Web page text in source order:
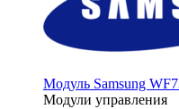
Модуль Samsung
Модули управления